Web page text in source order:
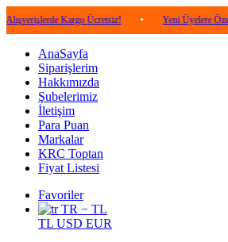
Kargo Ücretsiz! • Yeni Üyelere Özel 50 TL
AnaSayfa
Siparişlerim
Hakkımızda
Şubelerimiz
İletişim
Para Puan
Markalar
KRC Toptan
Fiyat Listesi
Favoriler
TR − TL
TL USD EUR